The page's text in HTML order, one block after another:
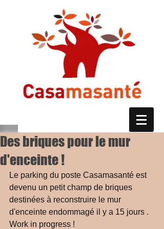
Des briques pour le mur
d'enceinte !
Le parking du poste Casamasanté est
devenu un petit champ de briques
destinées à reconstruire le mur
d'enceinte endommagé il y a 15 jours .
Work in progress !